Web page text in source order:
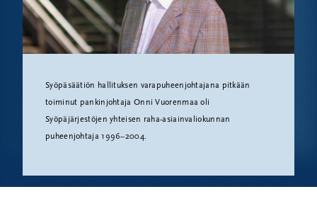
Syöpäsäätiön hallituksen varapuheenjohtajana pitkään
toiminut pankinjohtaja Onni Vuorenmaa oli
Syöpäjärjestöjen yhteisen raha-asiainvaliokunnan
puheenjohtaja 1996–2004.